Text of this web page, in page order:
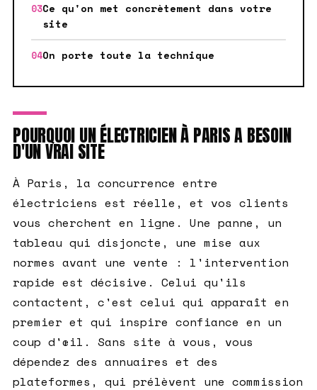
Ce qu'on met concrètement dans votre
site
On porte toute la technique
POURQUOI UN ÉLECTRICIEN À PARIS A BESOIN
D'UN VRAI SITE
À Paris, la concurrence entre
électriciens est réelle, et vos clients
vous cherchent en ligne. Une panne, un
tableau qui disjoncte, une mise aux
normes avant une vente : l'intervention
rapide est décisive. Celui qu'ils
contactent, c'est celui qui apparaît en
premier et qui inspire confiance en un
coup d'œil. Sans site à vous, vous
dépendez des annuaires et des
plateformes, qui prélèvent une commission